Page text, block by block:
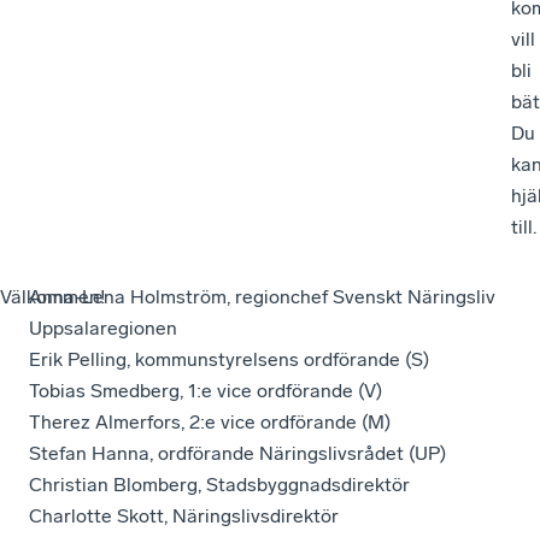
vill
bli
Du
till.
Välkommen!
Anna-Lena Holmström, regionchef Svenskt Näringsliv
Uppsalaregionen
Erik Pelling, kommunstyrelsens ordförande (S)
Tobias Smedberg, 1:e vice ordförande (V)
Therez Almerfors, 2:e vice ordförande (M)
Stefan Hanna, ordförande Näringslivsrådet (UP)
Christian Blomberg, Stadsbyggnadsdirektör
Charlotte Skott, Näringslivsdirektör